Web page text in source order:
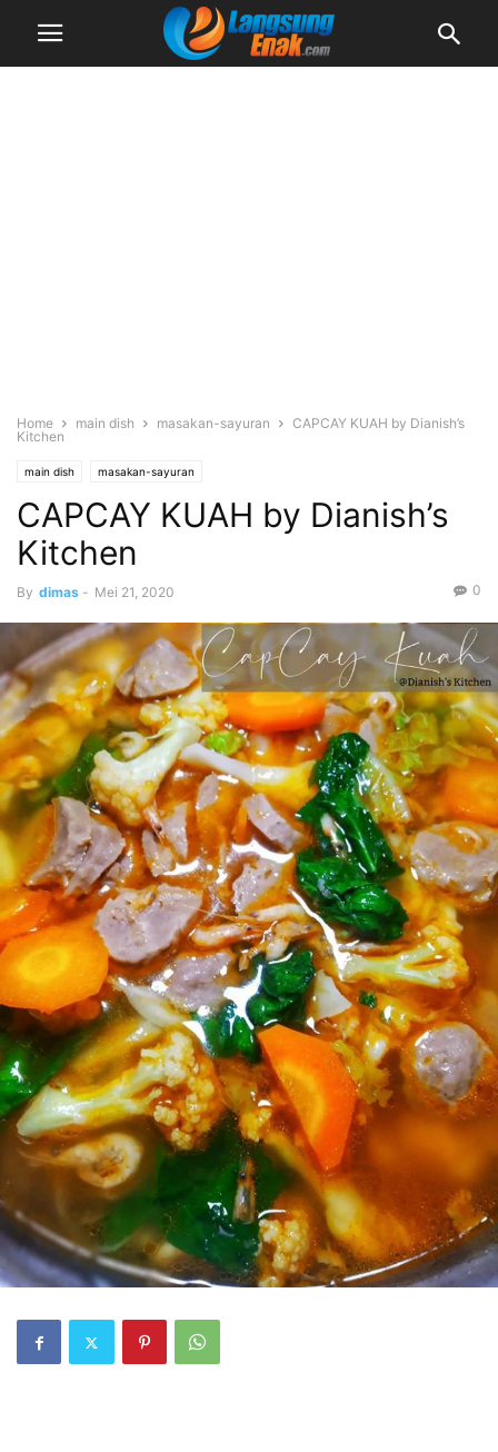
Home main dish masakan-sayuran
CAPCAY KUAH by Dianish’s
Kitchen
main dish masakan-sayuran
CAPCAY KUAH by Dianish’s
Kitchen
By dimas - Mei 21, 2020 0